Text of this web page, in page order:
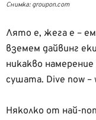
Снимка: groupon.com
Лято е, жега е –
вземем дайвинг
никакво
сушата. Dive now –
Няколко от най-